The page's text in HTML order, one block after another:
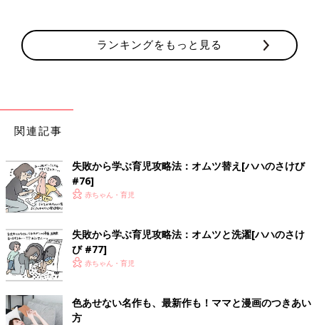
ランキングをもっと見る
関連記事
失敗から学ぶ育児攻略法：オムツ替え[ハハのさけび
#76]
赤ちゃん・育児
失敗から学ぶ育児攻略法：オムツと洗濯[ハハのさけ
び #77]
赤ちゃん・育児
色あせない名作も、最新作も！ママと漫画のつきあい
方